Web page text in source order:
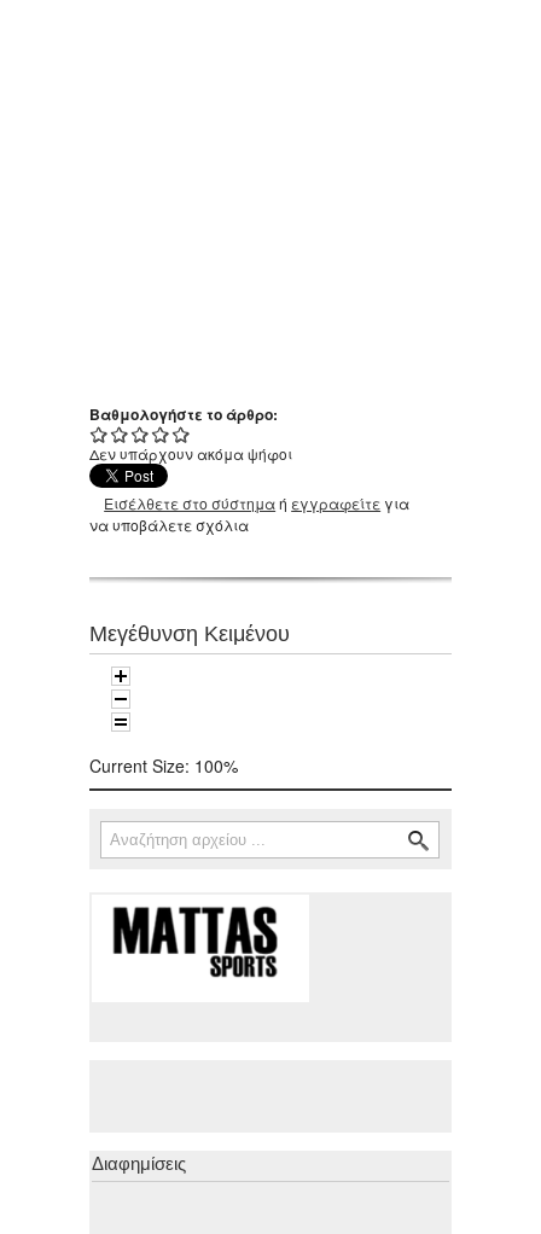
Βαθμολογήστε το άρθρο:
Δεν υπάρχουν ακόμα ψήφοι
Εισέλθετε στο σύστημαή εγγραφείτε για
να υποβάλετε σχόλια
Μεγέθυνση Κειμένου
Current Size: 100%
Φόρμα αναζήτησης
Αναζήτηση
Διαφημίσεις